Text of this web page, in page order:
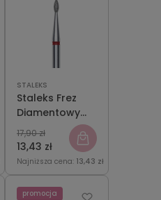
STALEKS
Staleks Frez
Diamentowy
Kropla
Czerwona
Expert 1,6 mm
13,43 zł
17,90 zł
Najniższa cena: 13,43 zł
promocja